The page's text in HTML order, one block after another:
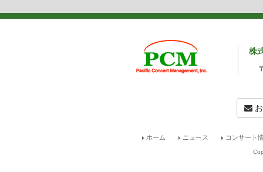
ニックスからリリースした『J.S.バッハ
フィリップスとオニックスからリリー
ストのアラスデア・ビートソンとは、ベ
Signum Classicsからリリースしており
してヨーロッパ、アジアで全曲ツアーを
アラスデア・ビートソン（ピアノ）
ールやキングス・プレイスのほか、バー
株
ホーム ニュース コンサート